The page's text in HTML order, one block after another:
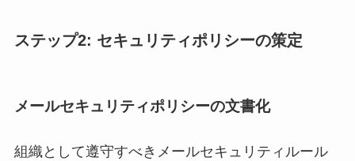
ステップ2: セキュリティポリシーの策定
メールセキュリティポリシーの文書化
組織として遵守すべきメールセキュリティルール